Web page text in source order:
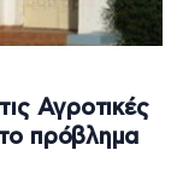
Αγροτικές
πρόβλημα